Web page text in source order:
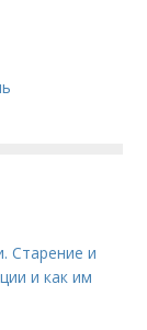
Старение и
и как им